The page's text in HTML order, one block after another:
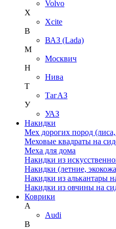
Volvo
X
Xcite
В
ВАЗ (Lada)
М
Москвич
Н
Нива
Т
ТагАЗ
У
УАЗ
Накидки
Мех дорогих пород
Меховые квадраты на
Меха для дома
Накидки из
Накидки (летние,
Накидки из алькантары
Накидки из овчины на
Коврики
A
Audi
B